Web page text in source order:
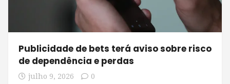
Publicidade de bets terá aviso sobre risco
de dependência e perdas
julho 9, 2026 0